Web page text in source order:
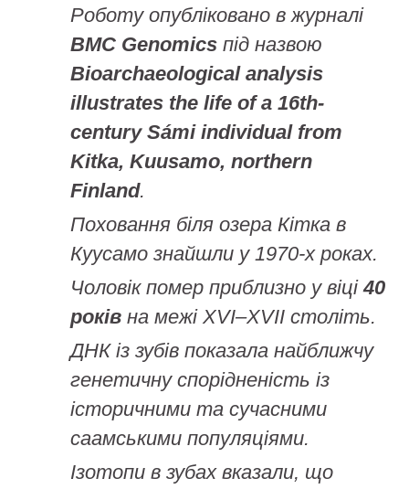
Роботу опубліковано в журналі
BMC Genomics під назвою
Bioarchaeological analysis
illustrates the life of a 16th-
century Sámi individual from
Kitka, Kuusamo, northern
Finland.
Поховання біля озера Кітка в
Куусамо знайшли у 1970-х роках.
Чоловік помер приблизно у віці40
років на межі XVI–XVII століть.
ДНК із зубів показала найближчу
генетичну спорідненість із
історичними та сучасними
саамськими популяціями.
Ізотопи в зубах вказали, що